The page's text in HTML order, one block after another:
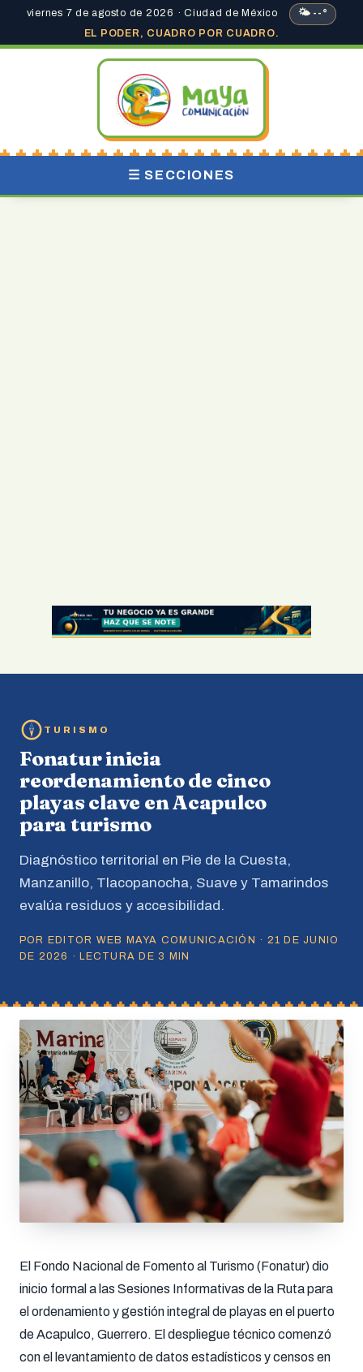
viernes 7 de agosto de 2026 · Ciudad de México
🌤 --°
EL PODER, CUADRO POR CUADRO.
☰ SECCIONES
TURISMO
Fonatur inicia
reordenamiento de cinco
playas clave en Acapulco
para turismo
Diagnóstico territorial en Pie de la Cuesta,
Manzanillo, Tlacopanocha, Suave y Tamarindos
evalúa residuos y accesibilidad.
POR EDITOR WEB MAYA COMUNICACIÓN · 21 DE JUNIO
DE 2026 · LECTURA DE 3 MIN
El Fondo Nacional de Fomento al Turismo (Fonatur) dio
inicio formal a las Sesiones Informativas de la Ruta para
el ordenamiento y gestión integral de playas en el puerto
de Acapulco, Guerrero. El despliegue técnico comenzó
con el levantamiento de datos estadísticos y censos en